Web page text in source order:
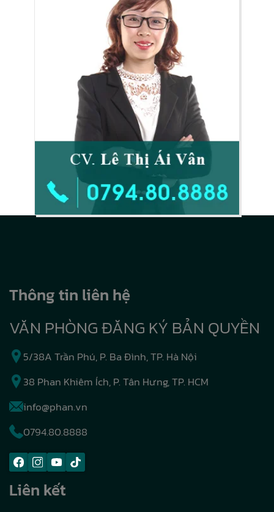
Thông tin liên hệ
VĂN PHÒNG ĐĂNG KÝ BẢN QUYỀN
5/38A Trần Phú, P. Ba Đình, TP. Hà Nội
38 Phan Khiêm Ích, P. Tân Hưng, TP. HCM
info@phan.vn
0794.80.8888
Liên kết